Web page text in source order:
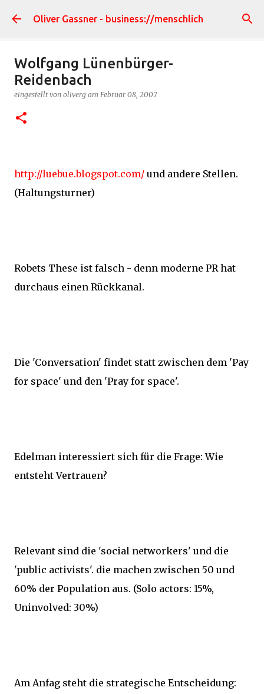
Direkt zum Hauptbereich
Oliver Gassner - business://menschlich
Wolfgang Lünenbürger-
Reidenbach
eingestellt von oliverg am Februar 08, 2007
http://luebue.blogspot.com/ und andere Stellen.
(Haltungsturner)
Robets These ist falsch - denn moderne PR hat
durchaus einen Rückkanal.
Die 'Conversation' findet statt zwischen dem 'Pay
for space' und den 'Pray for space'.
Edelman interessiert sich für die Frage: Wie
entsteht Vertrauen?
Relevant sind die 'social networkers' und die
'public activists'. die machen zwischen 50 und
60% der Population aus. (Solo actors: 15%,
Uninvolved: 30%)
Am Anfag steht die strategische Entscheidung: